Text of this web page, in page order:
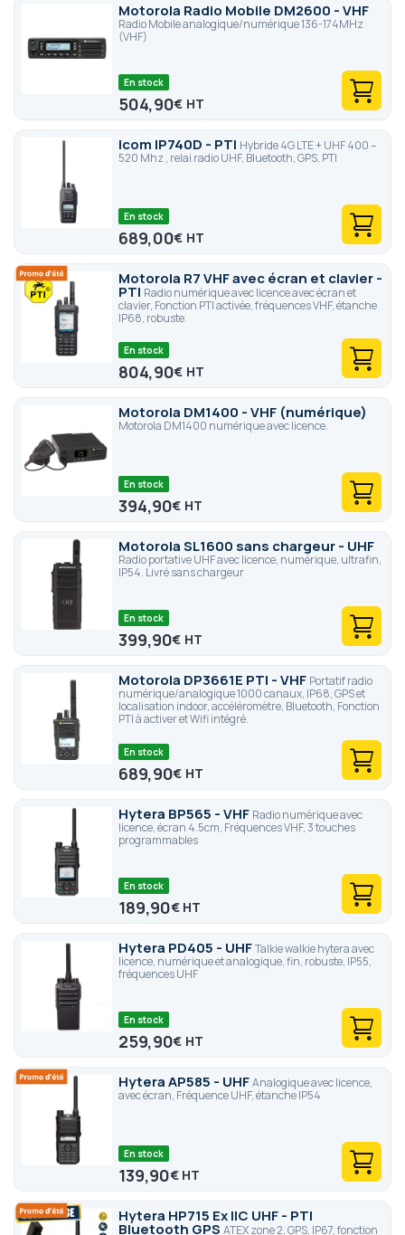
Motorola Radio Mobile DM2600 - VHF
Radio Mobile analogique/numérique 136-174MHz
(VHF)
En stock
504,90€
Icom IP740D - PTI Hybride 4G LTE + UHF 400 –
520 Mhz , relai radio UHF, Bluetooth, GPS, PTI
En stock
689,00€
Motorola R7 VHF avec écran et clavier -
PTI Radio numérique avec licence avec écran et
clavier, Fonction PTI activée, fréquences VHF, étanche
IP68, robuste.
En stock
804,90€
Motorola DM1400 - VHF (numérique)
Motorola DM1400 numérique avec licence.
En stock
394,90€
Motorola SL1600 sans chargeur - UHF
Radio portative UHF avec licence, numérique, ultrafin,
IP54. Livré sans chargeur
En stock
399,90€
Motorola DP3661E PTI - VHF Portatif radio
numérique/analogique 1000 canaux, IP68, GPS et
localisation indoor, accéléromètre, Bluetooth, Fonction
PTI à activer et Wifi intégré.
En stock
689,90€
Hytera BP565 - VHF Radio numérique avec
licence, écran 4.5cm, Fréquences VHF, 3 touches
programmables
En stock
189,90€
Hytera PD405 - UHFTalkie walkie hytera avec
licence, numérique et analogique, fin, robuste, IP55,
fréquences UHF
En stock
259,90€
Hytera AP585 - UHFAnalogique avec licence,
avec écran, Fréquence UHF, étanche IP54
En stock
139,90€
Hytera HP715 Ex IIC UHF - PTI
Bluetooth GPS ATEX zone 2, GPS, IP67, fonction